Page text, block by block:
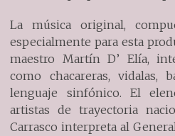
La música original,
especialmente para esta
maestro Martín D’ Elía,
como chacareras, vidalas,
lenguaje sinfónico. El
artistas de trayectoria
Carrasco interpreta al